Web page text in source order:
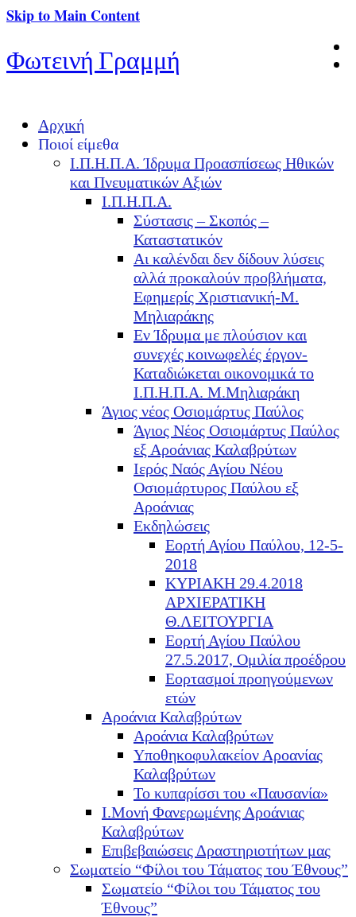
Skip to Main Content
Φωτεινή Γραμμή
Αρχική
Ποιοί είμεθα
Ι.Π.Η.Π.Α. Ίδρυμα Προασπίσεως Ηθικών
και Πνευματικών Αξιών
Ι.Π.Η.Π.Α.
Σύστασις – Σκοπός –
Καταστατικόν
Αι καλένδαι δεν δίδουν λύσεις
αλλά προκαλούν προβλήματα,
Εφημερίς Χριστιανική-Μ.
Μηλιαράκης
Εν Ίδρυμα με πλούσιον και
συνεχές κοινωφελές έργον-
Καταδιώκεται οικονομικά το
Ι.Π.Η.Π.Α. Μ.Μηλιαράκη
Άγιος νέος Οσιομάρτυς Παύλος
Άγιος Νέος Οσιομάρτυς Παύλος
εξ Αροάνιας Καλαβρύτων
Ιερός Ναός Αγίου Νέου
Οσιομάρτυρος Παύλου εξ
Αροάνιας
Εκδηλώσεις
Εορτή Αγίου Παύλου, 12-5-
2018
ΚΥΡΙΑΚΗ 29.4.2018
ΑΡΧΙΕΡΑΤΙΚΗ
Θ.ΛΕΙΤΟΥΡΓΙΑ
Εορτή Αγίου Παύλου
27.5.2017, Ομιλία προέδρου
Εορτασμοί προηγούμενων
ετών
Αροάνια Καλαβρύτων
Αροάνια Καλαβρύτων
Υποθηκοφυλακείον Αροανίας
Καλαβρύτων
Το κυπαρίσσι του «Παυσανία»
Ι.Μονή Φανερωμένης Αροάνιας
Καλαβρύτων
Επιβεβαιώσεις Δραστηριοτήτων μας
Σωματείο “Φίλοι του Τάματος του Έθνους”
Σωματείο “Φίλοι του Τάματος του
Έθνους”